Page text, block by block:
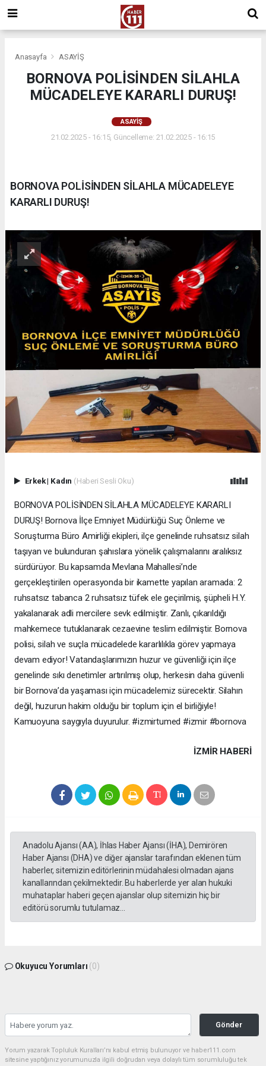
Anasayfa ASAYİŞ
BORNOVA POLİSİNDEN SİLAHLA
MÜCADELEYE KARARLI DURUŞ!
ASAYİŞ
21.02.2025 - 16:15, Güncelleme: 21.02.2025 - 16:15
BORNOVA POLİSİNDEN SİLAHLA MÜCADELEYE
KARARLI DURUŞ!
Erkek| Kadın (Haberi Sesli Oku)
BORNOVA POLİSİNDEN SİLAHLA MÜCADELEYE KARARLI
DURUŞ! Bornova İlçe Emniyet Müdürlüğü Suç Önleme ve
Soruşturma Büro Amirliği ekipleri, ilçe genelinde ruhsatsız silah
taşıyan ve bulunduran şahıslara yönelik çalışmalarını aralıksız
sürdürüyor. Bu kapsamda Mevlana Mahallesi’nde
gerçekleştirilen operasyonda bir ikamette yapılan aramada: 2
ruhsatsız tabanca 2 ruhsatsız tüfek ele geçirilmiş, şüpheli H.Y.
yakalanarak adli mercilere sevk edilmiştir. Zanlı, çıkarıldığı
mahkemece tutuklanarak cezaevine teslim edilmiştir. Bornova
polisi, silah ve suçla mücadelede kararlılıkla görev yapmaya
devam ediyor! Vatandaşlarımızın huzur ve güvenliği için ilçe
genelinde sıkı denetimler artırılmış olup, herkesin daha güvenli
bir Bornova’da yaşaması için mücadelemiz sürecektir. Silahın
değil, huzurun hakim olduğu bir toplum için el birliğiyle!
Kamuoyuna saygıyla duyurulur. #izmirtumed #izmir #bornova
İZMIR HABERİ
Anadolu Ajansı (AA), İhlas Haber Ajansı (İHA), Demirören
Haber Ajansı (DHA) ve diğer ajanslar tarafından eklenen tüm
haberler, sitemizin editörlerinin müdahalesi olmadan ajans
kanallarından çekilmektedir. Bu haberlerde yer alan hukuki
muhataplar haberi geçen ajanslar olup sitemizin hiç bir
editörü sorumlu tutulamaz...
Okuyucu Yorumları (0)
Gönder
Yorum yazarak Topluluk Kuralları’nı kabul etmiş bulunuyor ve haber111.com
sitesine yaptığınız yorumunuzla ilgili doğrudan veya dolaylı tüm sorumluluğu tek